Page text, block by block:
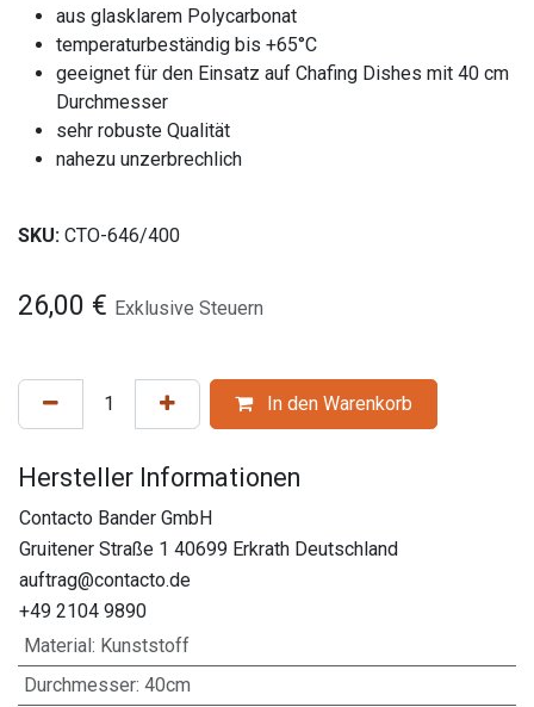
aus glasklarem Polycarbonat
temperaturbeständig bis +65°C
geeignet für den Einsatz auf Chafing Dishes mit 40 cm
Durchmesser
sehr robuste Qualität
nahezu unzerbrechlich
SKU: CTO-646/400
26,00 € Exklusive Steuern
In den Warenkorb
Hersteller Informationen
Contacto Bander GmbH
Gruitener Straße 1 40699 Erkrath Deutschland
auftrag@contacto.de
+49 2104 9890
Material: Kunststoff
Durchmesser: 40cm